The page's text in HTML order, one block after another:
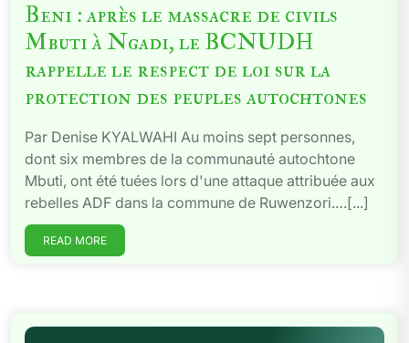
Beni : après le massacre de civils
Mbuti à Ngadi, le BCNUDH
rappelle le respect de loi sur la
protection des peuples autochtones
Par Denise KYALWAHI Au moins sept personnes,
dont six membres de la communauté autochtone
Mbuti, ont été tuées lors d'une attaque attribuée aux
rebelles ADF dans la commune de Ruwenzori.…[...]
READ MORE